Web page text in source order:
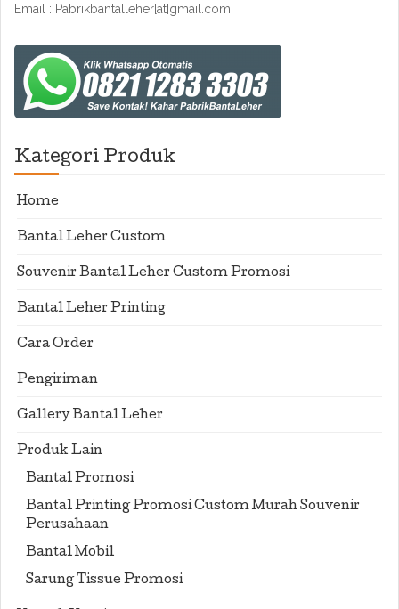
Email : Pabrikbantalleher[at]gmail.com
Kategori Produk
Home
Bantal Leher Custom
Souvenir Bantal Leher Custom Promosi
Bantal Leher Printing
Cara Order
Pengiriman
Gallery Bantal Leher
Produk Lain
Bantal Promosi
Bantal Printing Promosi Custom Murah Souvenir
Perusahaan
Bantal Mobil
Sarung Tissue Promosi